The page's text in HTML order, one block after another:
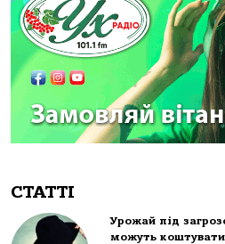
СТАТТІ
Урожай під
можуть коштувати